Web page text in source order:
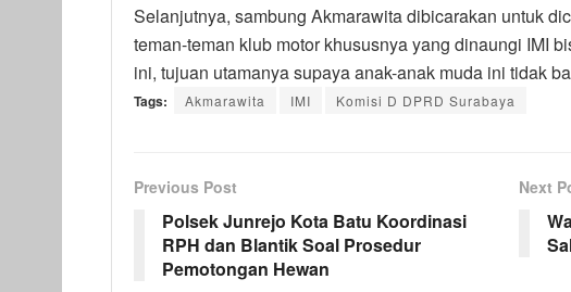
Selanjutnya, sambung Akmarawita dibicarakan untuk
teman-teman klub motor khususnya yang dinaungi IMI
ini, tujuan utamanya supaya anak-anak muda ini tidak
Tags: Akmarawita IMI Komisi D DPRD Surabaya
Previous Post
Polsek Junrejo Kota Batu Koordinasi
RPH dan Blantik Soal Prosedur
Pemotongan Hewan
Next